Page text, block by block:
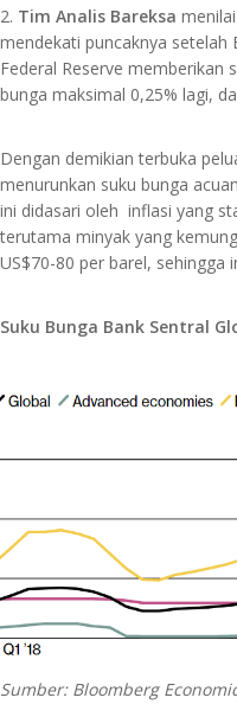
2. Tim Analis Bareksa
mendekati puncaknya setelah
Federal Reserve memberikan
bunga maksimal 0,25% lagi,
Dengan demikian terbuka
menurunkan suku bunga
ini didasari oleh inflasi yang
terutama minyak yang
US$70-80 per barel, sehingga
Suku Bunga Bank Sentral
Sumber: Bloomberg